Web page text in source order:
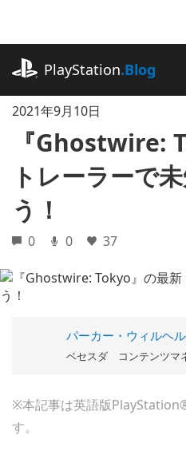
に
ッ
PlayStation.Blog
2021年9月10日
『Ghostwire:
トレーラーで
う！
0 0 37
パーカー・ウィルヘ
ベセスダ コンテンツマ
※本記事は英語版
す。